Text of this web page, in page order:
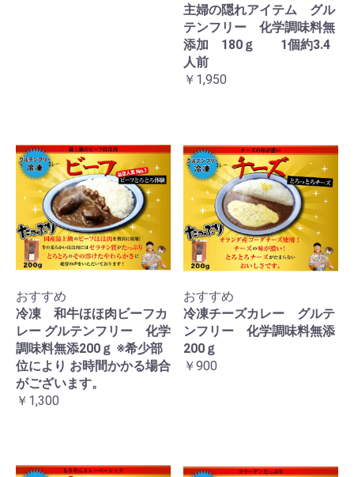
主婦の隠れアイテム グル
テンフリー 化学調味料無
添加 180ｇ 1個約3.4
人前
￥1,950
おすすめ
冷凍 和牛ほほ肉ビーフカ
レー グルテンフリー 化学
調味料無添200ｇ ※希少部
位により お時間かかる場合
がございます。
￥1,300
おすすめ
冷凍チーズカレー グルテ
ンフリー 化学調味料無添
200ｇ
￥900